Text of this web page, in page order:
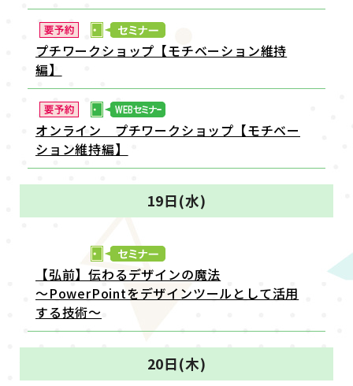
プチワークショップ【モチベーション維持
編】
オンライン プチワークショップ【モチベー
ション維持編】
19日(水)
【弘前】伝わるデザインの魔法
～PowerPointをデザインツールとして活用
する技術～
20日(木)